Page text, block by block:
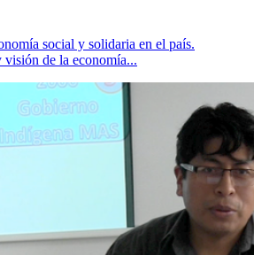
social y solidaria en el país.
de la economía...